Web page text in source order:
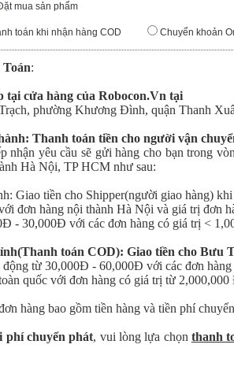
toán khi nhận hàng COD Chuyển khoản
:
tại cửa hàng của Robocon.Vn tại
phường Khương Đình, quận Thanh
Thanh toán tiền cho người vận
yêu cầu sẽ gửi hàng cho bạn trong
Hà Nội, TP HCM như sau:
Giao tiền cho Shipper(người giao hàng) khi
đơn hàng nội thành Hà Nội và giá trị đơn
- 30,000Đ với các đơn hàng có giá trị <
toán COD): Giao tiền cho Bưu
từ 30,000Đ - 60,000Đ với các đơn
quốc với đơn hàng có giá trị từ
hàng bao gồm tiền hàng và tiền phí
phí chuyển phát, vui lòng lựa chọn thanh